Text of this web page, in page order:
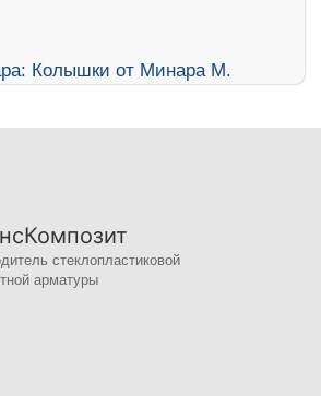
стеклопластиковой
арматуры